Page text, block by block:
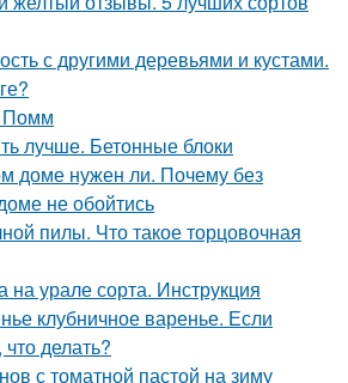
с другими деревьями и кустами.
Помм
лучше. Бетонные блоки
доме нужен ли. Почему без
не обойтись
пилы. Что такое торцовочная
на урале сорта. Инструкция
клубничное варенье. Если
делать?
с томатной пастой на зиму